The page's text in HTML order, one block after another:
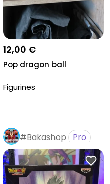
12,00 €
Pop dragon ball
Figurines
#Bakashop Pro